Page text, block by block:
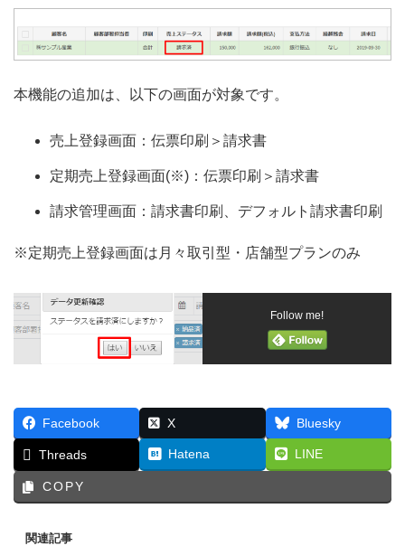
本機能の追加は、以下の画面が対象です。
売上登録画面：伝票印刷＞請求書
定期売上登録画面(※)：伝票印刷＞請求書
請求管理画面：請求書印刷、デフォルト請求書印刷
※定期売上登録画面は月々取引型・店舗型プランのみ
Follow me!
Facebook X Bluesky
Threads Hatena LINE
COPY
関連記事